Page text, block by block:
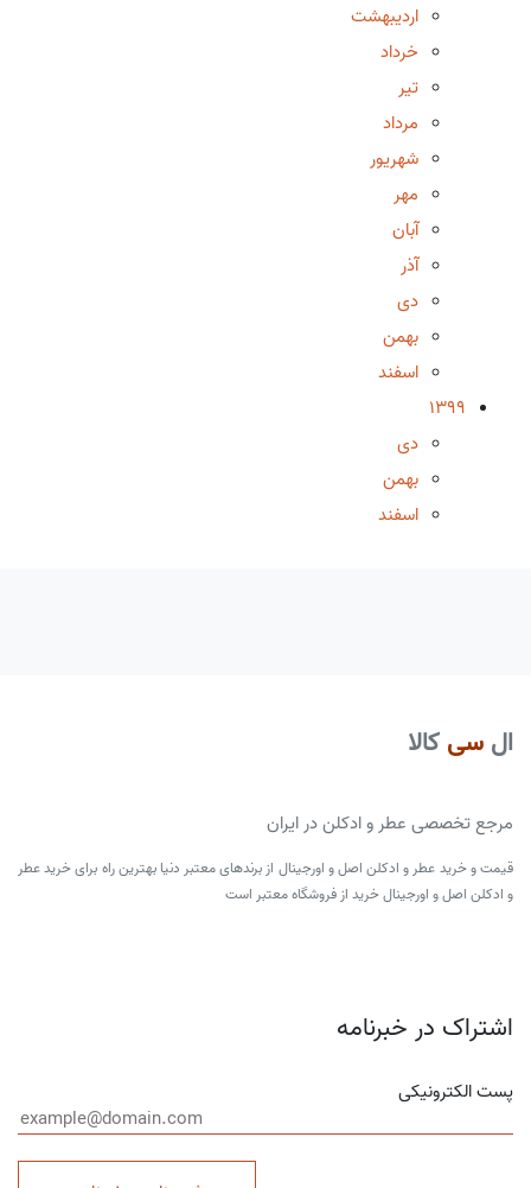
اردیبهشت
خرداد
تیر
مرداد
شهریور
مهر
آبان
آذر
دی
بهمن
اسفند
1399
دی
بهمن
اسفند
ال سی کالا
مرجع تخصصی عطر و ادکلن در ایران
قیمت و خرید عطر و ادکلن اصل و اورجینال از برندهای معتبر دنیا بهترین راه برای خرید عطر
و ادکلن اصل و اورجینال خرید از فروشگاه معتبر است
اشتراک در خبرنامه
پست الکترونیکی